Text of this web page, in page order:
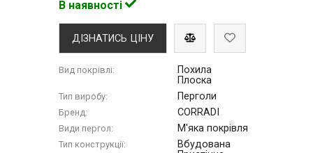
В наявності
ДІЗНАТИСЬ ЦІНУ
Вид покрівлі:
Похила
Плоска
Тип виробу: Перголи
Бренд: CORRADI
Види пергол: М'яка покрівля
Тип конструкції:
Вбудована